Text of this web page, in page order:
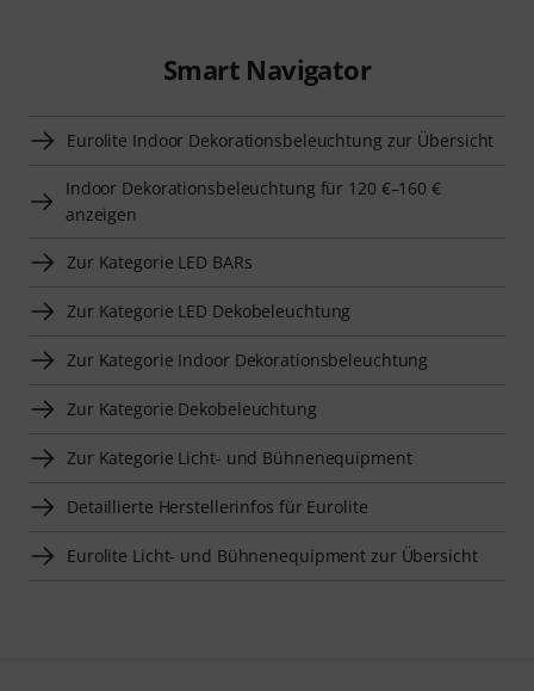
Smart Navigator
Eurolite Indoor Dekorationsbeleuchtung zur Übersicht
Indoor Dekorationsbeleuchtung für 120 €–160 €
anzeigen
Zur Kategorie LED BARs
Zur Kategorie LED Dekobeleuchtung
Zur Kategorie Indoor Dekorationsbeleuchtung
Zur Kategorie Dekobeleuchtung
Zur Kategorie Licht- und Bühnenequipment
Detaillierte Herstellerinfos für Eurolite
Eurolite Licht- und Bühnenequipment zur Übersicht